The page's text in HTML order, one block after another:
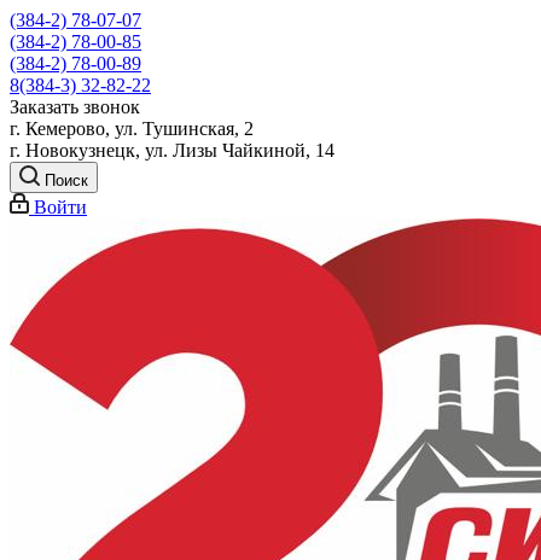
(384-2) 78-07-07
(384-2) 78-00-85
(384-2) 78-00-89
8(384-3) 32-82-22
Заказать звонок
г. Кемерово, ул. Тушинская, 2
г. Новокузнецк, ул. Лизы Чайкиной, 14
Поиск
Войти